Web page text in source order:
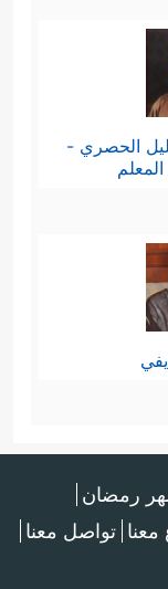
الحصري -
رمضان
تواصل معنا